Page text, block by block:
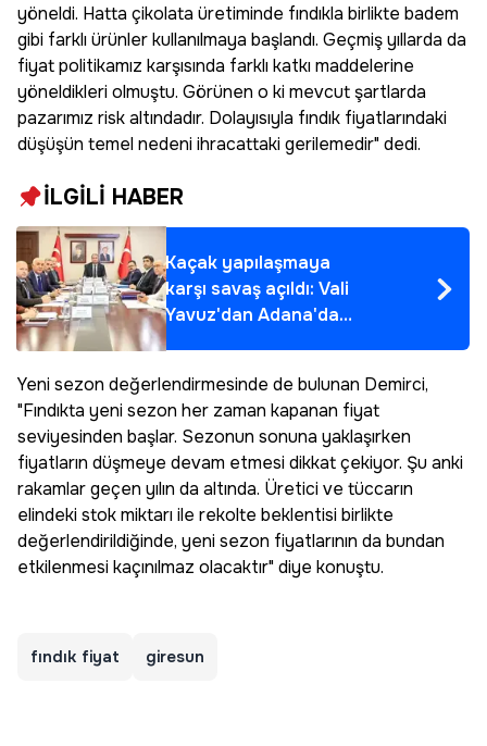
yöneldi. Hatta çikolata üretiminde fındıkla birlikte badem
gibi farklı ürünler kullanılmaya başlandı. Geçmiş yıllarda da
fiyat politikamız karşısında farklı katkı maddelerine
yöneldikleri olmuştu. Görünen o ki mevcut şartlarda
pazarımız risk altındadır. Dolayısıyla fındık fiyatlarındaki
düşüşün temel nedeni ihracattaki gerilemedir" dedi.
İLGİLİ HABER
Kaçak yapılaşmaya
karşı savaş açıldı: Vali
Yavuz'dan Adana'da
'sıfır tolerans'
Yeni sezon değerlendirmesinde de bulunan Demirci,
"Fındıkta yeni sezon her zaman kapanan fiyat
seviyesinden başlar. Sezonun sonuna yaklaşırken
fiyatların düşmeye devam etmesi dikkat çekiyor. Şu anki
rakamlar geçen yılın da altında. Üretici ve tüccarın
elindeki stok miktarı ile rekolte beklentisi birlikte
değerlendirildiğinde, yeni sezon fiyatlarının da bundan
etkilenmesi kaçınılmaz olacaktır" diye konuştu.
fındık fiyat giresun